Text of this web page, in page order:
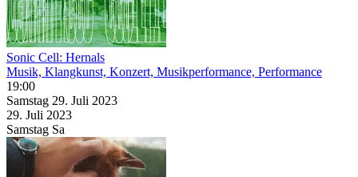
Sonic Cell: Hernals
Musik, Klangkunst, Konzert, Musikperformance, Performance
19:00
Samstag 29. Juli 2023
29. Juli 2023
Samstag Sa